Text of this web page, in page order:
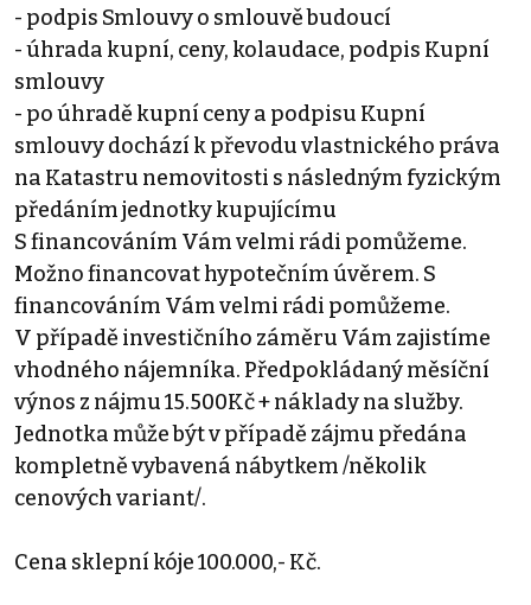
- podpis Smlouvy o smlouvě budoucí
- úhrada kupní, ceny, kolaudace, podpis Kupní
smlouvy
- po úhradě kupní ceny a podpisu Kupní
smlouvy dochází k převodu vlastnického práva
na Katastru nemovitosti s následným fyzickým
předáním jednotky kupujícímu
S financováním Vám velmi rádi pomůžeme.
Možno financovat hypotečním úvěrem. S
financováním Vám velmi rádi pomůžeme.
V případě investičního záměru Vám zajistíme
vhodného nájemníka. Předpokládaný měsíční
výnos z nájmu 15.500Kč + náklady na služby.
Jednotka může být v případě zájmu předána
kompletně vybavená nábytkem /několik
cenových variant/.
Cena sklepní kóje 100.000,- Kč.